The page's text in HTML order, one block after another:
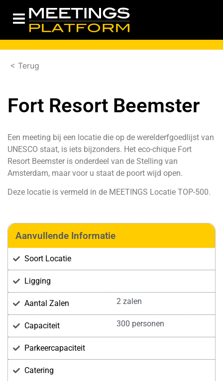
< Terug
Fort Resort Beemster
Een meeting bij een locatie die op de werelderfgoedlijst van
UNESCO staat, is iets bijzonders. Het eco-chique Fort
Resort Beemster is onderdeel van de Stelling van
Amsterdam, maar voor u staat de poort wijd open.
Deze locatie is vermeld in de MEETINGS Locatie TOP-500.
Aanvullende Informatie
Soort Locatie
Ligging
Aantal Zalen 2 zalen
Capaciteit 300 personen
Parkeercapaciteit
Catering